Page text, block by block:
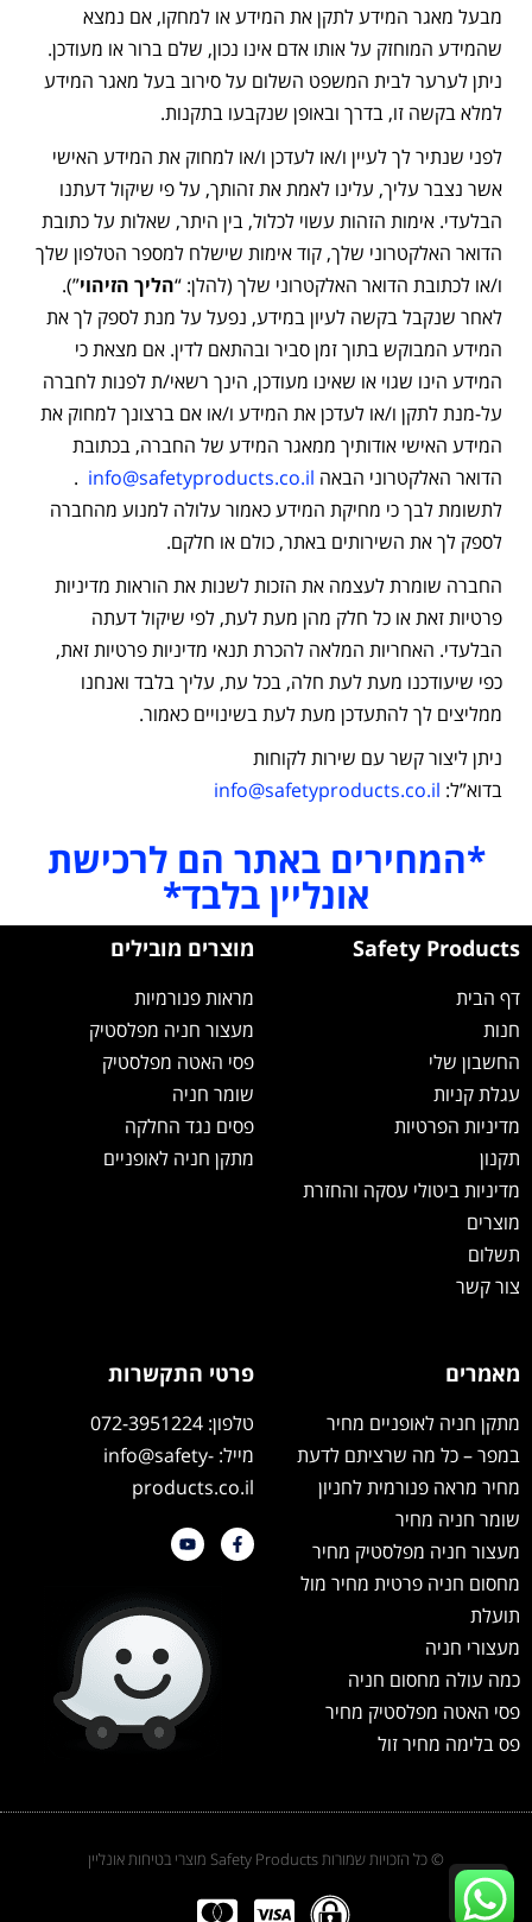
מבעל מאגר המידע לתקן את המידע או למחקו, אם נמצא
שהמידע המוחזק על אותו אדם אינו נכון, שלם ברור או מעודכן.
ניתן לערער לבית המשפט השלום על סירוב בעל מאגר המידע
למלא בקשה זו, בדרך ובאופן שנקבעו בתקנות.
לפני שנתיר לך לעיין ו/או לעדכן ו/או למחוק את המידע האישי
אשר נצבר עליך, עלינו לאמת את זהותך, על פי שיקול דעתנו
הבלעדי. אימות הזהות עשוי לכלול, בין היתר, שאלות על כתובת
הדואר האלקטרוני שלך, קוד אימות שישלח למספר הטלפון שלך
ו/או לכתובת הדואר האלקטרוני שלך (להלן: “הליך הזיהוי”).
לאחר שנקבל בקשה לעיון במידע, נפעל על מנת לספק לך את
המידע המבוקש בתוך זמן סביר ובהתאם לדין. אם מצאת כי
המידע הינו שגוי או שאינו מעודכן, הינך רשאי/ת לפנות לחברה
על-מנת לתקן ו/או לעדכן את המידע ו/או אם ברצונך למחוק את
המידע האישי אודותיך ממאגר המידע של החברה, בכתובת
הדואר האלקטרוני הבאה info@safetyproducts.co.il
.
לתשומת לבך כי מחיקת המידע כאמור עלולה למנוע מהחברה
לספק לך את השירותים באתר, כולם או חלקם.
החברה שומרת לעצמה את הזכות לשנות את הוראות מדיניות
פרטיות זאת או כל חלק מהן מעת לעת, לפי שיקול דעתה
הבלעדי. האחריות המלאה להכרת תנאי מדיניות פרטיות זאת,
כפי שיעודכנו מעת לעת חלה, בכל עת, עליך בלבד ואנחנו
ממליצים לך להתעדכן מעת לעת בשינויים כאמור.
ניתן ליצור קשר עם שירות לקוחות
בדוא”ל: info@safetyproducts.co.il
*המחירים באתר הם לרכישת
אונליין בלבד*
Safety Products
דף הבית
חנות
החשבון שלי
עגלת קניות
מדיניות הפרטיות
תקנון
מדיניות ביטולי עסקה והחזרת
מוצרים
תשלום
צור קשר
מוצרים מובילים
מראות פנורמיות
מעצור חניה מפלסטיק
פסי האטה מפלסטיק
שומר חניה
פסים נגד החלקה
מתקן חניה לאופניים
מאמרים
מתקן חניה לאופניים מחיר
במפר – כל מה שרציתם לדעת
מחיר מראה פנורמית לחניון
שומר חניה מחיר
מעצור חניה מפלסטיק מחיר
מחסום חניה פרטית מחיר מול
תועלת
מעצורי חניה
כמה עולה מחסום חניה
פסי האטה מפלסטיק מחיר
פס בלימה מחיר זול
פרטי התקשרות
טלפון: 072-3951224
מייל: info@safety-
products.co.il
© כל הזכויות שמורות Safety Products מוצרי בטיחות אונליין
גלילה